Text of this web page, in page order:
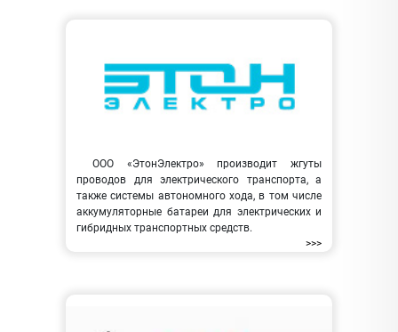
ООО «ЭтонЭлектро» производит жгуты
проводов для электрического транспорта, а
также системы автономного хода, в том числе
аккумуляторные батареи для электрических и
гибридных транспортных средств.
>>>